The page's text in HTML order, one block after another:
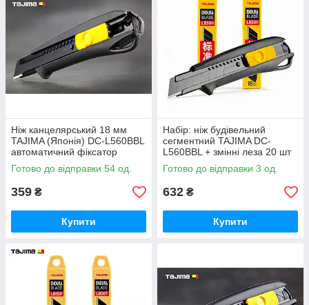
Ніж канцелярський 18 мм
TAJIMA (Японія) DC-L560BBL
автоматичний фіксатор
Готово до відправки 54 од.
359 ₴
Купити
Набір: ніж будівельний
сегментний TAJIMA DC-
L560BBL + змінні леза 20 шт
Готово до відправки 3 од.
632 ₴
Купити